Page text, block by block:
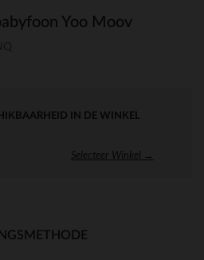
Yoo Moov
IN DE WINKEL
Selecteer Winkel →